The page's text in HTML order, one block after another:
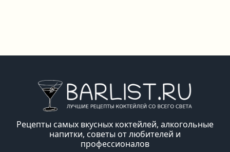
Рецепты самых вкусных коктейлей, алкогольные
напитки, советы от любителей и
профессионалов